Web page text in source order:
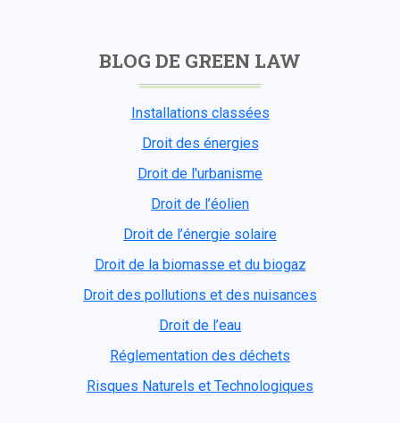
BLOG DE GREEN LAW
Installations classées
Droit des énergies
Droit de l'urbanisme
Droit de l’éolien
Droit de l’énergie solaire
Droit de la biomasse et du biogaz
Droit des pollutions et des nuisances
Droit de l’eau
Réglementation des déchets
Risques Naturels et Technologiques